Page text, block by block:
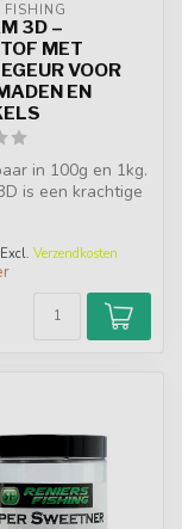
FISHING
3D –
MET
VOOR
EN
in 100g en 1kg.
is een krachtige
Verzendkosten